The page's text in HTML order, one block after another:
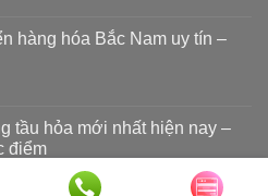
hàng hóa Bắc Nam uy tín –
vụ
vận
chuyển
tầu hỏa mới nhất hiện nay –
điểm